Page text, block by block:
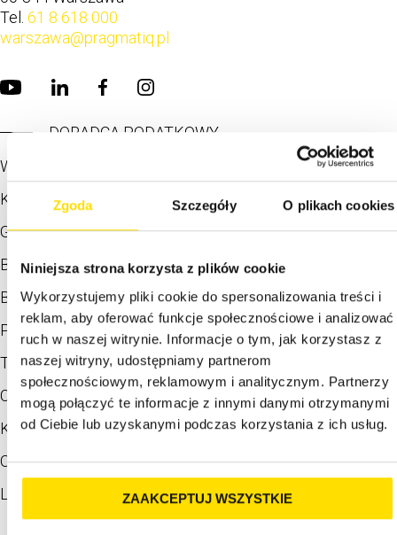
Zgoda Szczegóły O plikach cookies
Niniejsza strona korzysta z plików cookie
Wykorzystujemy pliki cookie do spersonalizowania treści i
reklam, aby oferować funkcje społecznościowe i analizować
ruch w naszej witrynie. Informacje o tym, jak korzystasz z
naszej witryny, udostępniamy partnerom
społecznościowym, reklamowym i analitycznym. Partnerzy
mogą połączyć te informacje z innymi danymi otrzymanymi
od Ciebie lub uzyskanymi podczas korzystania z ich usług.
ZAAKCEPTUJ WSZYSTKIE
Tel. 61 8 618 000
warszawa@pragmatiq.pl
DORADCA PODATKOWY
Warszawa
Kraków
Gdańsk
Bytom
Bielsko-Biała
Płock
Tychy
Chorzów
Kalisz
Ostrów Wielkopolski
Lubin